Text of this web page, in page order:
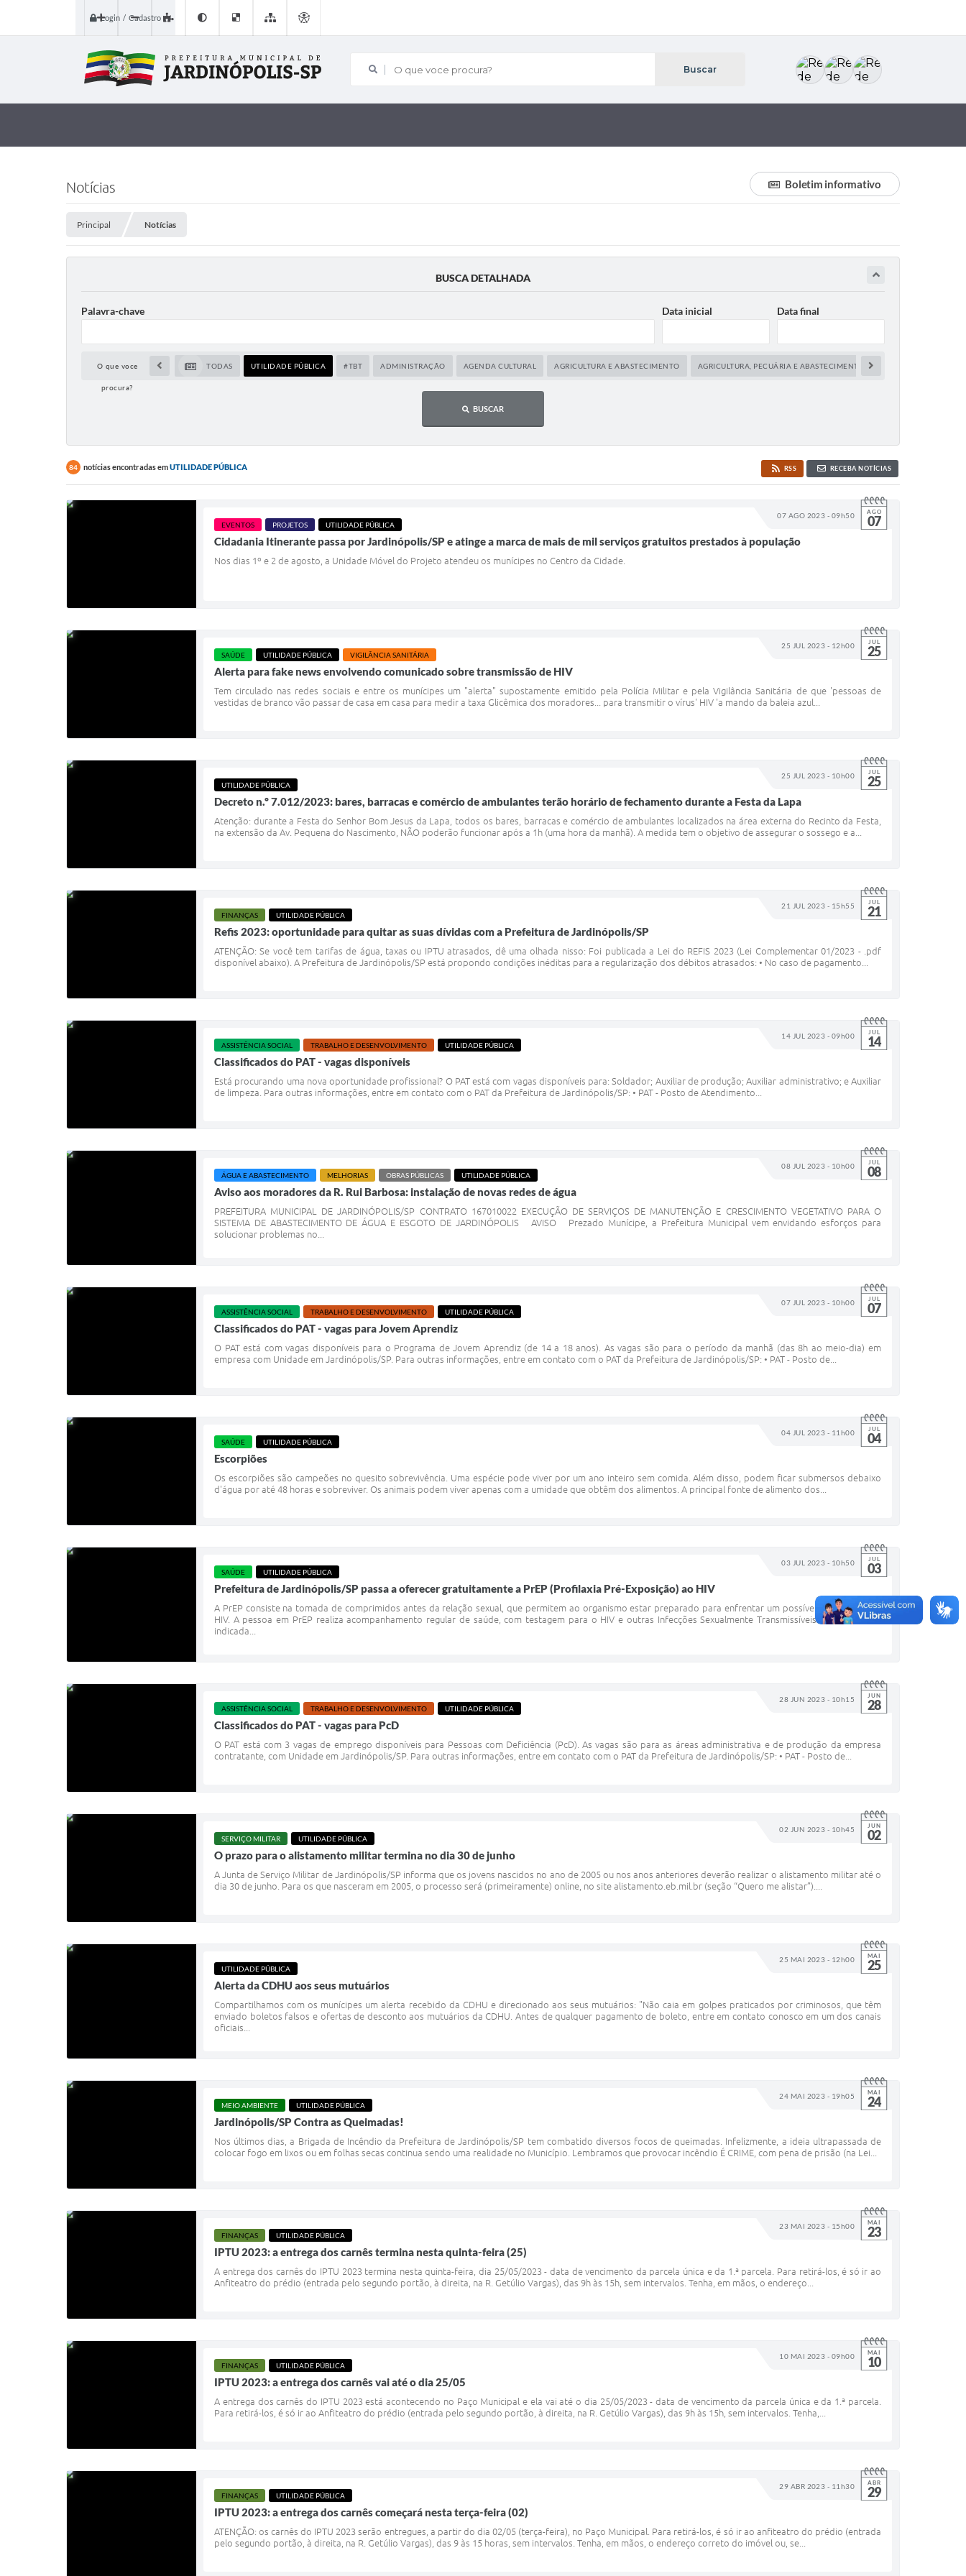
Login / Cadastro
O que voce procura?
Notícias Boletim informativo
Principal Notícias
BUSCA DETALHADA
Palavra-chave Data inicial Data final
O que voce
procura?
TODAS UTILIDADE PÚBLICA #TBT ADMINISTRAÇÃO AGENDA CULTURAL AGRICULTURA E ABASTECIMENTO AGRICULTURA, PECUÁRIA E ABASTECIMENTO
BUSCAR
84 notícias encontradas emUTILIDADE PÚBLICA RSS RECEBA NOTÍCIAS
07 AGO 2023 - 09h50 AGO
07
EVENTOS PROJETOS UTILIDADE PÚBLICA
Cidadania Itinerante passa por Jardinópolis/SP e atinge a marca de mais de mil serviços gratuitos prestados à população
Nos dias 1º e 2 de agosto, a Unidade Móvel do Projeto atendeu os munícipes no Centro da Cidade.
25 JUL 2023 - 12h00 JUL
25
SAÚDE UTILIDADE PÚBLICA VIGILÂNCIA SANITÁRIA
Alerta para fake news envolvendo comunicado sobre transmissão de HIV
Tem circulado nas redes sociais e entre os munícipes um "alerta" supostamente emitido pela Polícia Militar e pela Vigilância Sanitária de que 'pessoas de
vestidas de branco vão passar de casa em casa para medir a taxa Glicêmica dos moradores... para transmitir o vírus' HIV 'a mando da baleia azul...
25 JUL 2023 - 10h00 JUL
25
UTILIDADE PÚBLICA
Decreto n.º 7.012/2023: bares, barracas e comércio de ambulantes terão horário de fechamento durante a Festa da Lapa
Atenção: durante a Festa do Senhor Bom Jesus da Lapa, todos os bares, barracas e comércio de ambulantes localizados na área externa do Recinto da Festa,
na extensão da Av. Pequena do Nascimento, NÃO poderão funcionar após a 1h (uma hora da manhã). A medida tem o objetivo de assegurar o sossego e a...
21 JUL 2023 - 15h55 JUL
21
FINANÇAS UTILIDADE PÚBLICA
Refis 2023: oportunidade para quitar as suas dívidas com a Prefeitura de Jardinópolis/SP
ATENÇÃO: Se você tem tarifas de água, taxas ou IPTU atrasados, dê uma olhada nisso: Foi publicada a Lei do REFIS 2023 (Lei Complementar 01/2023 - .pdf
disponível abaixo). A Prefeitura de Jardinópolis/SP está propondo condições inéditas para a regularização dos débitos atrasados: • No caso de pagamento...
14 JUL 2023 - 09h00 JUL
14
ASSISTÊNCIA SOCIAL TRABALHO E DESENVOLVIMENTO UTILIDADE PÚBLICA
Classificados do PAT - vagas disponíveis
Está procurando uma nova oportunidade profissional? O PAT está com vagas disponíveis para: Soldador; Auxiliar de produção; Auxiliar administrativo; e Auxiliar
de limpeza. Para outras informações, entre em contato com o PAT da Prefeitura de Jardinópolis/SP: • PAT - Posto de Atendimento...
08 JUL 2023 - 10h00 JUL
08
ÁGUA E ABASTECIMENTO MELHORIAS OBRAS PÚBLICAS UTILIDADE PÚBLICA
Aviso aos moradores da R. Rui Barbosa: instalação de novas redes de água
PREFEITURA MUNICIPAL DE JARDINÓPOLIS/SP CONTRATO 167010022 EXECUÇÃO DE SERVIÇOS DE MANUTENÇÃO E CRESCIMENTO VEGETATIVO PARA O
SISTEMA DE ABASTECIMENTO DE ÁGUA E ESGOTO DE JARDINÓPOLIS AVISO Prezado Munícipe, a Prefeitura Municipal vem envidando esforços para
solucionar problemas no...
07 JUL 2023 - 10h00 JUL
07
ASSISTÊNCIA SOCIAL TRABALHO E DESENVOLVIMENTO UTILIDADE PÚBLICA
Classificados do PAT - vagas para Jovem Aprendiz
O PAT está com vagas disponíveis para o Programa de Jovem Aprendiz (de 14 a 18 anos). As vagas são para o período da manhã (das 8h ao meio-dia) em
empresa com Unidade em Jardinópolis/SP. Para outras informações, entre em contato com o PAT da Prefeitura de Jardinópolis/SP: • PAT - Posto de...
04 JUL 2023 - 11h00 JUL
04
SAÚDE UTILIDADE PÚBLICA
Escorpiões
Os escorpiões são campeões no quesito sobrevivência. Uma espécie pode viver por um ano inteiro sem comida. Além disso, podem ficar submersos debaixo
d'água por até 48 horas e sobreviver. Os animais podem viver apenas com a umidade que obtêm dos alimentos. A principal fonte de alimento dos...
03 JUL 2023 - 10h50 JUL
03
SAÚDE UTILIDADE PÚBLICA
Prefeitura de Jardinópolis/SP passa a oferecer gratuitamente a PrEP (Profilaxia Pré-Exposição) ao HIV
A PrEP consiste na tomada de comprimidos antes da relação sexual, que permitem ao organismo estar preparado para enfrentar um possível contato com o
HIV. A pessoa em PrEP realiza acompanhamento regular de saúde, com testagem para o HIV e outras Infecções Sexualmente Transmissíveis (IST). A PrEP é
indicada...
28 JUN 2023 - 10h15 JUN
28
ASSISTÊNCIA SOCIAL TRABALHO E DESENVOLVIMENTO UTILIDADE PÚBLICA
Classificados do PAT - vagas para PcD
O PAT está com 3 vagas de emprego disponíveis para Pessoas com Deficiência (PcD). As vagas são para as áreas administrativa e de produção da empresa
contratante, com Unidade em Jardinópolis/SP. Para outras informações, entre em contato com o PAT da Prefeitura de Jardinópolis/SP: • PAT - Posto de...
02 JUN 2023 - 10h45 JUN
02
SERVIÇO MILITAR UTILIDADE PÚBLICA
O prazo para o alistamento militar termina no dia 30 de junho
A Junta de Serviço Militar de Jardinópolis/SP informa que os jovens nascidos no ano de 2005 ou nos anos anteriores deverão realizar o alistamento militar até o
dia 30 de junho. Para os que nasceram em 2005, o processo será (primeiramente) online, no site alistamento.eb.mil.br (seção “Quero me alistar”)....
25 MAI 2023 - 12h00 MAI
25
UTILIDADE PÚBLICA
Alerta da CDHU aos seus mutuários
Compartilhamos com os munícipes um alerta recebido da CDHU e direcionado aos seus mutuários: "Não caia em golpes praticados por criminosos, que têm
enviado boletos falsos e ofertas de desconto aos mutuários da CDHU. Antes de qualquer pagamento de boleto, entre em contato conosco em um dos canais
oficiais...
24 MAI 2023 - 19h05 MAI
24
MEIO AMBIENTE UTILIDADE PÚBLICA
Jardinópolis/SP Contra as Queimadas!
Nos últimos dias, a Brigada de Incêndio da Prefeitura de Jardinópolis/SP tem combatido diversos focos de queimadas. Infelizmente, a ideia ultrapassada de
colocar fogo em lixos ou em folhas secas continua sendo uma realidade no Município. Lembramos que provocar incêndio É CRIME, com pena de prisão (na Lei...
23 MAI 2023 - 15h00 MAI
23
FINANÇAS UTILIDADE PÚBLICA
IPTU 2023: a entrega dos carnês termina nesta quinta-feira (25)
A entrega dos carnês do IPTU 2023 termina nesta quinta-feira, dia 25/05/2023 - data de vencimento da parcela única e da 1.ª parcela. Para retirá-los, é só ir ao
Anfiteatro do prédio (entrada pelo segundo portão, à direita, na R. Getúlio Vargas), das 9h às 15h, sem intervalos. Tenha, em mãos, o endereço...
10 MAI 2023 - 09h00 MAI
10
FINANÇAS UTILIDADE PÚBLICA
IPTU 2023: a entrega dos carnês vai até o dia 25/05
A entrega dos carnês do IPTU 2023 está acontecendo no Paço Municipal e ela vai até o dia 25/05/2023 - data de vencimento da parcela única e da 1.ª parcela.
Para retirá-los, é só ir ao Anfiteatro do prédio (entrada pelo segundo portão, à direita, na R. Getúlio Vargas), das 9h às 15h, sem intervalos. Tenha,...
29 ABR 2023 - 11h30 ABR
29
FINANÇAS UTILIDADE PÚBLICA
IPTU 2023: a entrega dos carnês começará nesta terça-feira (02)
ATENÇÃO: os carnês do IPTU 2023 serão entregues, a partir do dia 02/05 (terça-feira), no Paço Municipal. Para retirá-los, é só ir ao anfiteatro do prédio (entrada
pelo segundo portão, à direita, na R. Getúlio Vargas), das 9 às 15 horas, sem intervalos. Tenha, em mãos, o endereço correto do imóvel ou, se...